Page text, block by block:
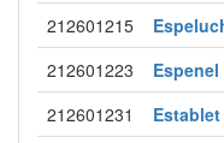
212601215
212601223 Espenel
212601231 Establet